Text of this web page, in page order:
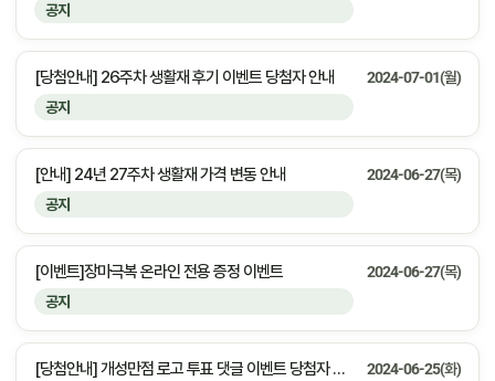
공지
공지
[당첨안내] 26주차 생활재 후기 이벤트 당첨자 안내 2024-07-01(월)
공지
[안내] 24년 27주차 생활재 가격 변동 안내 2024-06-27(목)
공지
[이벤트]장마극복 온라인 전용 증정 이벤트 2024-06-27(목)
[당첨안내] 개성만점 로고 투표 댓글 이벤트 당첨자 안내 2024-06-25(화)